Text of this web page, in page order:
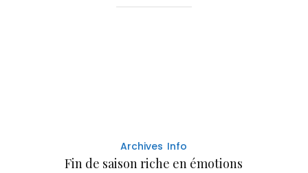
Archives Info
Fin de saison riche en émotions